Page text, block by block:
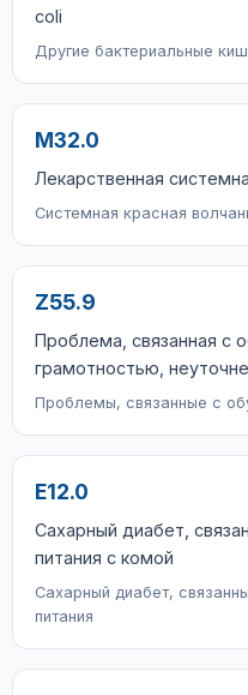
coli
Другие бактериальные
M32.0
Лекарственная
Системная красная
Z55.9
Проблема, связанная с
грамотностью,
Проблемы, связанные с
E12.0
Сахарный диабет,
питания с комой
Сахарный диабет,
питания